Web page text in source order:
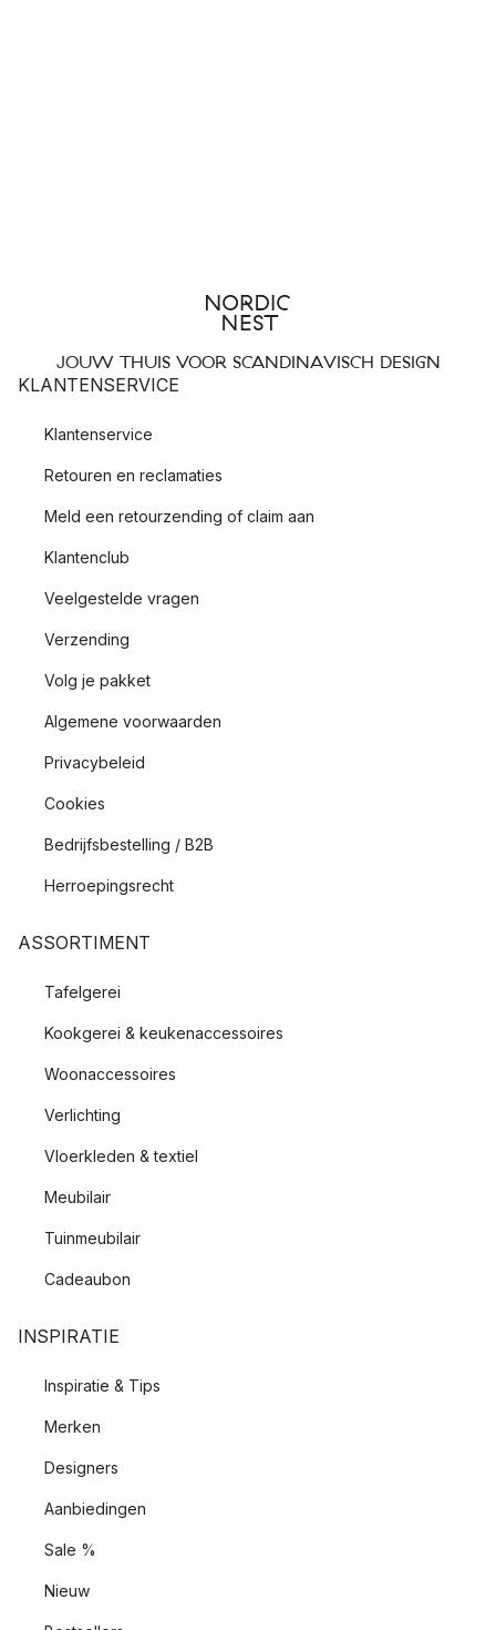
JOUW THUIS VOOR SCANDINAVISCH DESIGN
KLANTENSERVICE
Klantenservice
Retouren en reclamaties
Meld een retourzending of claim aan
Klantenclub
Veelgestelde vragen
Verzending
Volg je pakket
Algemene voorwaarden
Privacybeleid
Cookies
Bedrijfsbestelling / B2B
Herroepingsrecht
ASSORTIMENT
Tafelgerei
Kookgerei & keukenaccessoires
Woonaccessoires
Verlichting
Vloerkleden & textiel
Meubilair
Tuinmeubilair
Cadeaubon
INSPIRATIE
Inspiratie & Tips
Merken
Designers
Aanbiedingen
Sale %
Nieuw